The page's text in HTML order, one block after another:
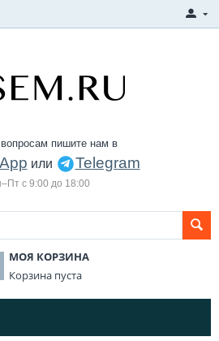
пишите нам в
или Telegram
с 9:00 до 18:00
МОЯ КОРЗИНА
Корзина пуста